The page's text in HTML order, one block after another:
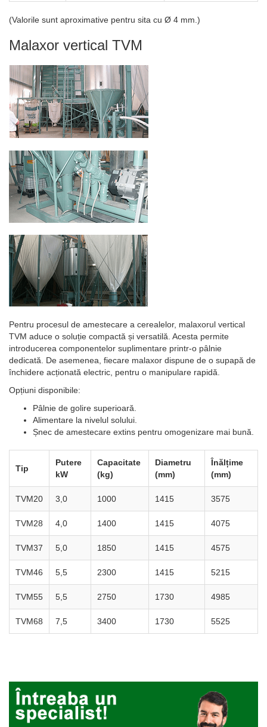
(Valorile sunt aproximative pentru sita cu Ø 4 mm.)
Malaxor vertical TVM
Pentru procesul de amestecare a cerealelor, malaxorul vertical
TVM aduce o soluție compactă și versatilă. Acesta permite
introducerea componentelor suplimentare printr-o pâlnie
dedicată. De asemenea, fiecare malaxor dispune de o supapă de
închidere acționată electric, pentru o manipulare rapidă.
Opțiuni disponibile:
Pâlnie de golire superioară.
Alimentare la nivelul solului.
Șnec de amestecare extins pentru omogenizare mai bună.
Tip
Putere
kW
Capacitate
(kg)
Diametru
(mm)
Înălțime
(mm)
TVM20 3,0 1000 1415 3575
TVM28 4,0 1400 1415 4075
TVM37 5,0 1850 1415 4575
TVM46 5,5 2300 1415 5215
TVM55 5,5 2750 1730 4985
TVM68 7,5 3400 1730 5525